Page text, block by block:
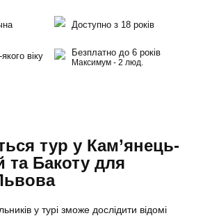
Доступно з 18 років
віку Безплатно до 6 років
Максимум - 2 люд.
тур у Кам’янець-
та Бакоту для
у турі зможе дослідити відомі